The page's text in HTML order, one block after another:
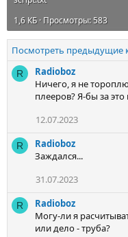
1,6 КБ · Просмотры: 583
Посмотреть предыдущие
R
Radioboz
Ничего, я не
плееров? Я-бы за
12.07.2023
R
Radioboz
Заждался...
31.07.2023
R
Radioboz
Могу-ли я
или дело - труба?